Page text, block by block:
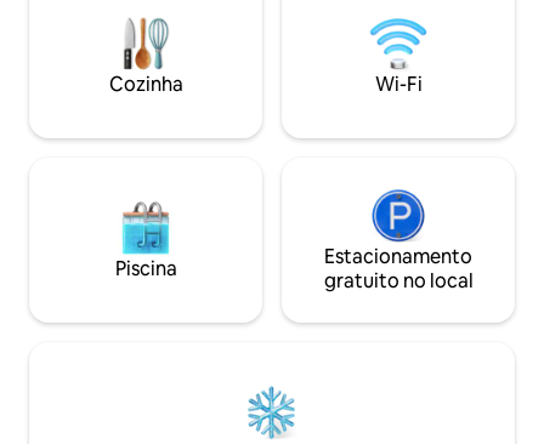
estão incluídas no preço do aluguel
diário... Wi-Fi gratuito e lavanderia por
uma taxa adicional Há também
estacionamento por uma taxa adicional.
funcionam 24 horas. ★ Limpo,
e privado –
com elevadores,
roupa de cama
Cozinha Wi-Fi
Piscina
Estacionamento
gratuito no local